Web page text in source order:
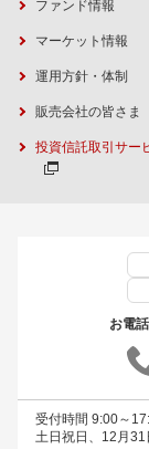
ファンド情報
マーケット情報
運用方針・体制
販売会社の皆さま
投資信託取引サー
お電
受付時間 9:00～
土日祝日、12月31